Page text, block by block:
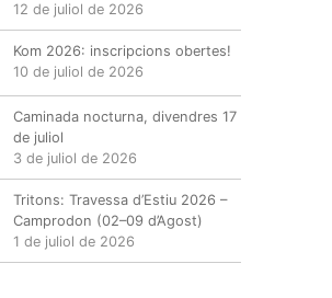
12 de juliol de 2026
Kom 2026: inscripcions obertes!
10 de juliol de 2026
Caminada nocturna, divendres 17
de juliol
3 de juliol de 2026
Tritons: Travessa d’Estiu 2026 –
Camprodon (02–09 d’Agost)
1 de juliol de 2026